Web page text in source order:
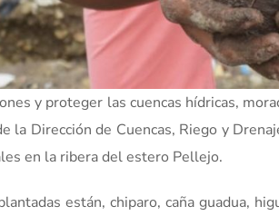
y proteger las cuencas hídricas,
la Dirección de Cuencas, Riego y
en la ribera del estero Pellejo.
están, chiparo, caña guadua,